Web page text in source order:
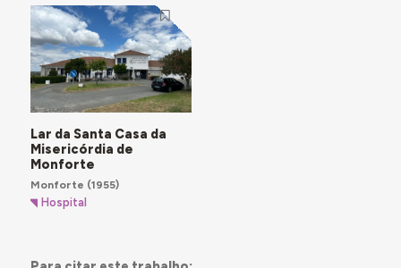
Lar da Santa Casa da
Misericórdia de
Monforte
Monforte (1955)
Hospital